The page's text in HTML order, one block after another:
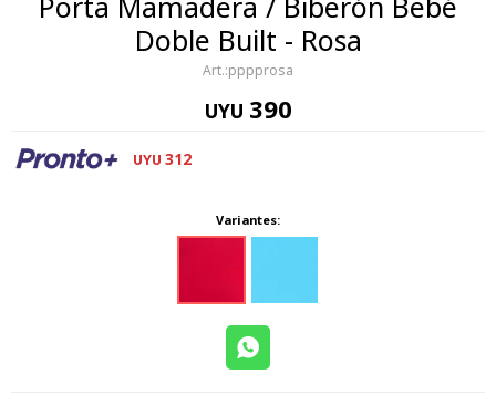
Doble Built - Rosa
pppprosa
UYU 390
UYU 312
Variantes: